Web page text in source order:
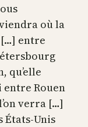
où la
entre
qu’elle
Rouen
verra […]
États-Unis